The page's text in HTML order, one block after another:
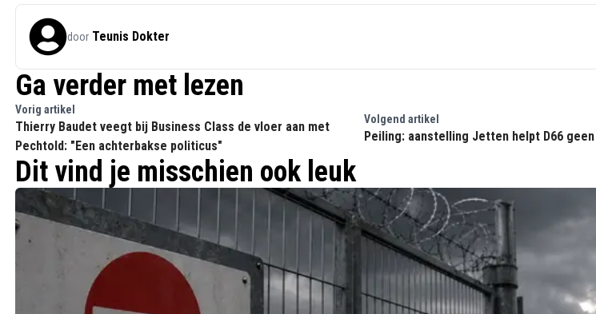
door Teunis Dokter
Ga verder met lezen
Vorig artikel
Thierry Baudet veegt bij Business Class de vloer aan met
Pechtold: "Een achterbakse politicus"
Volgend artikel
Peiling: aanstelling Jetten helpt D66
Dit vind je misschien ook leuk